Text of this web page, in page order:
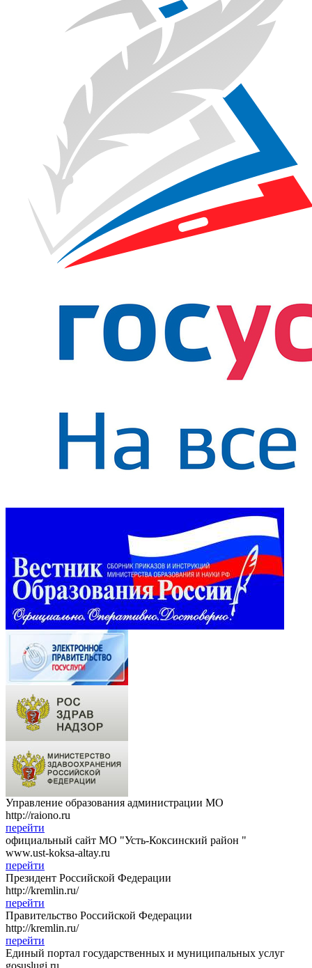
Управление образования администрации МО
http://raiono.ru
перейти
официальный сайт МО "Усть-Коксинский район "
www.ust-koksa-altay.ru
перейти
Президент Российской Федерации
http://kremlin.ru/
перейти
Правительство Российской Федерации
http://kremlin.ru/
перейти
Единый портал государственных и муниципальных услуг
gosuslugi.ru